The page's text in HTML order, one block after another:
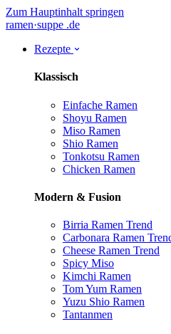
Zum Hauptinhalt springen
ramen·suppe .de
Rezepte
Klassisch
Einfache Ramen
Shoyu Ramen
Miso Ramen
Shio Ramen
Tonkotsu Ramen
Chicken Ramen
Modern & Fusion
Birria Ramen Trend
Carbonara Ramen
Cheese Ramen Trend
Spicy Miso
Kimchi Ramen
Tom Yum Ramen
Yuzu Shio Ramen
Tantanmen